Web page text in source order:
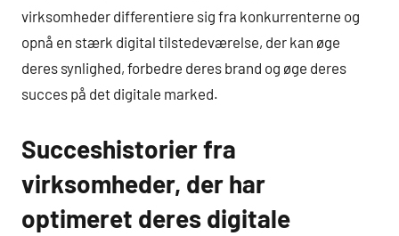
virksomheder differentiere sig fra konkurrenterne og
opnå en stærk digital tilstedeværelse, der kan øge
deres synlighed, forbedre deres brand og øge deres
succes på det digitale marked.
Succeshistorier fra
virksomheder, der har
optimeret deres digitale